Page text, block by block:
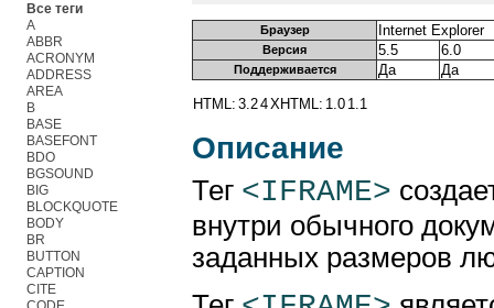
Все теги
A
ABBR
ACRONYM
ADDRESS
AREA
B
BASE
BASEFONT
BDO
BGSOUND
BIG
BLOCKQUOTE
BODY
BR
BUTTON
CAPTION
CITE
Браузер Internet Explorer
Версия 5.5 6.0
Поддерживается Да Да
HTML: 3.24XHTML: 1.0 1.1
Описание
Тег <IFRAME>
внутри обычного
заданных размеров